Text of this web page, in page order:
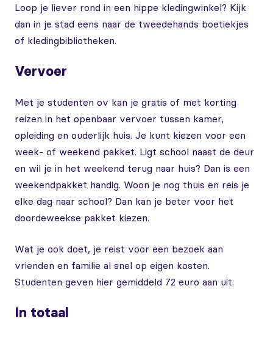
Loop je liever rond in een hippe kledingwinkel? Kijk
dan in je stad eens naar de tweedehands boetiekjes
of kledingbibliotheken.
Vervoer
Met je studenten ov kan je gratis of met korting
reizen in het openbaar vervoer tussen kamer,
opleiding en ouderlijk huis. Je kunt kiezen voor een
week- of weekend pakket. Ligt school naast de deur
en wil je in het weekend terug naar huis? Dan is een
weekendpakket handig. Woon je nog thuis en reis je
elke dag naar school? Dan kan je beter voor het
doordeweekse pakket kiezen.
Wat je ook doet, je reist voor een bezoek aan
vrienden en familie al snel op eigen kosten.
Studenten geven hier gemiddeld 72 euro aan uit.
In totaal